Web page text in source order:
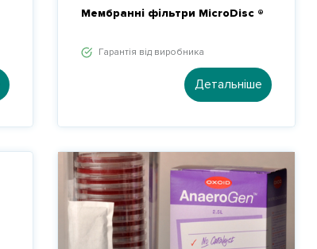
Мембранні фільтри MicroDisc ®
Гарантія від виробника
Детальніше